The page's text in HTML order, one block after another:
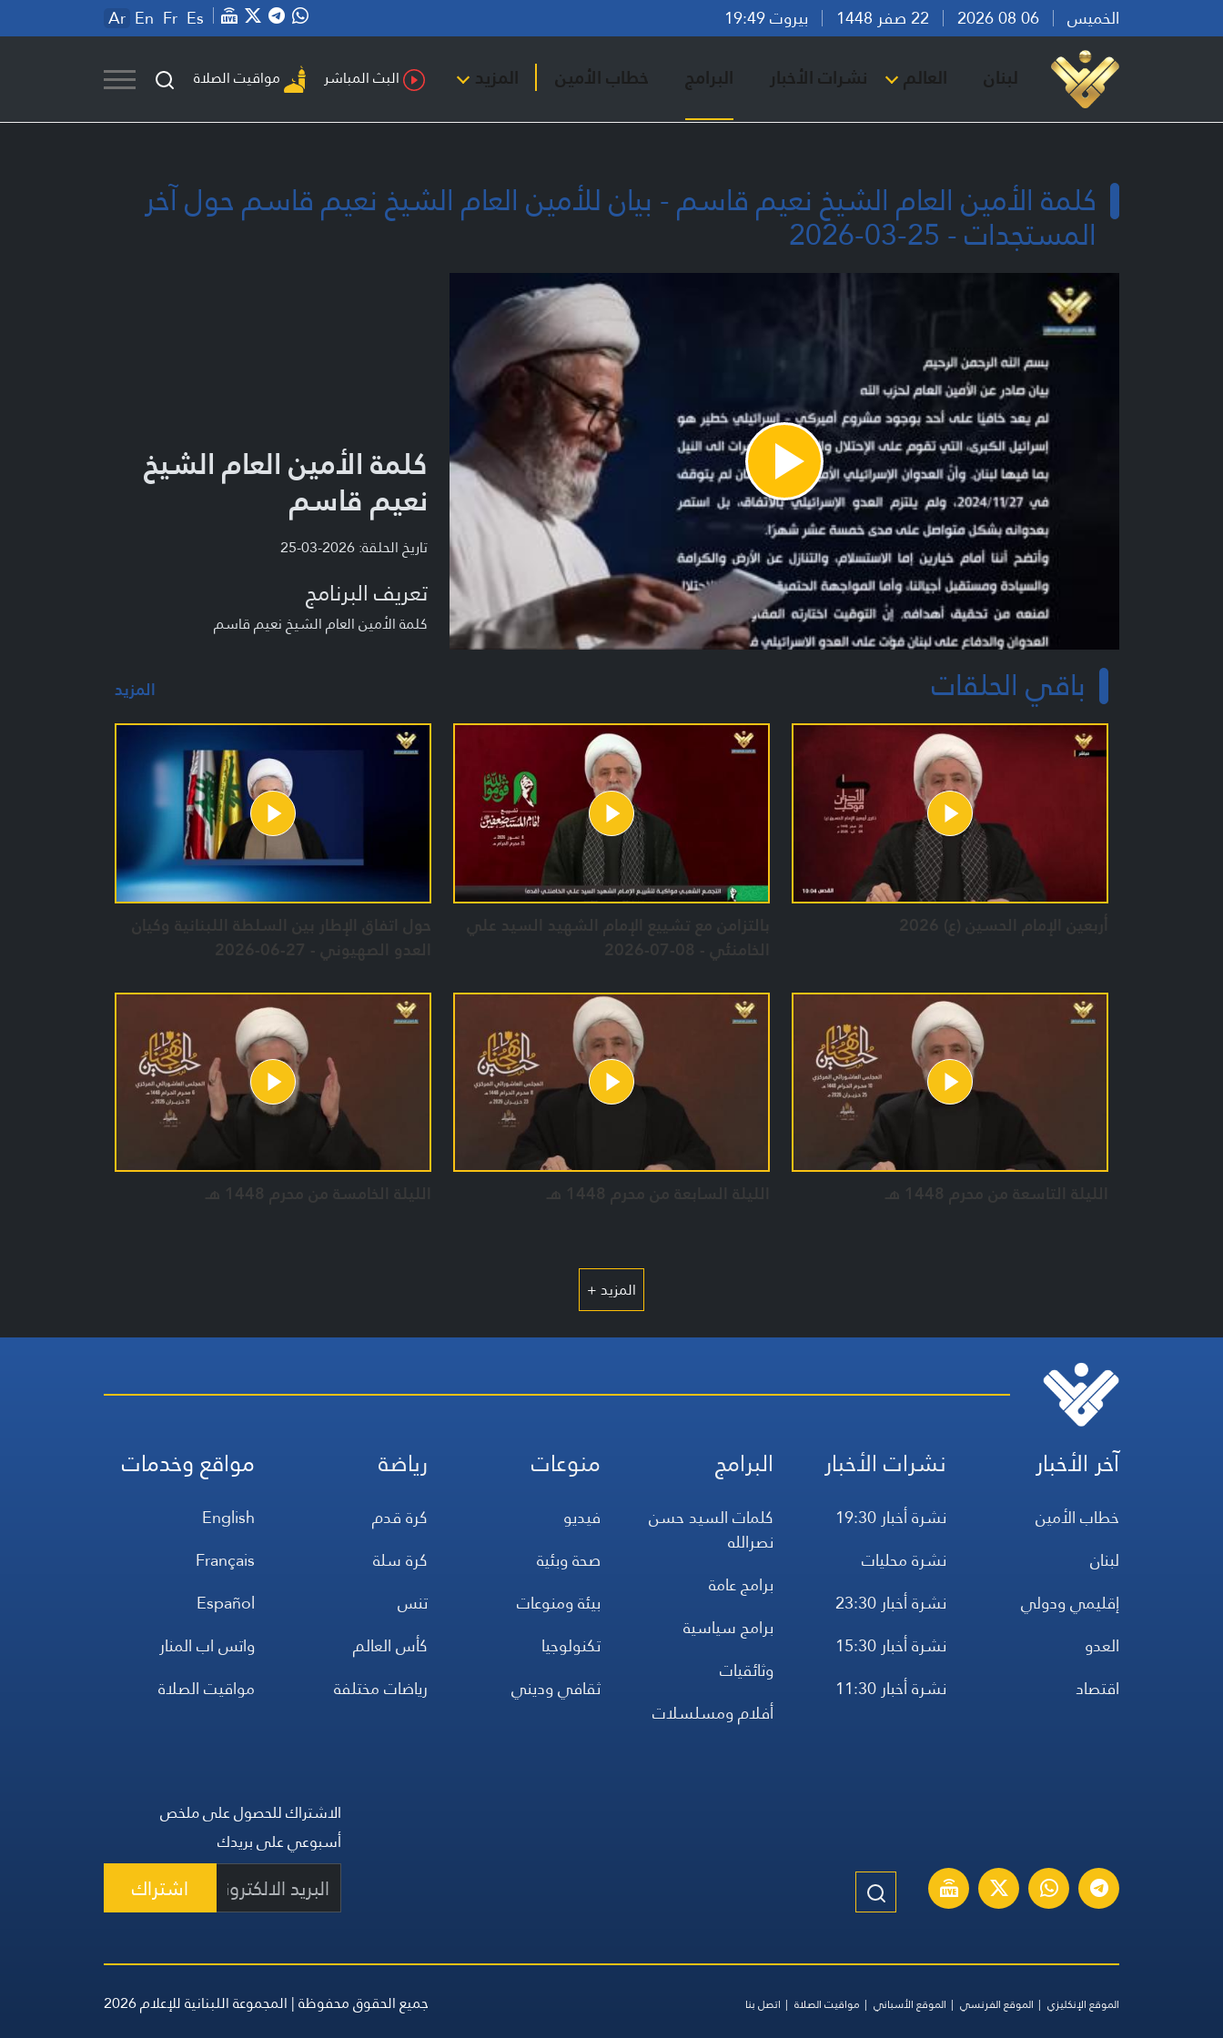
الخميس بيروت 19:49 Ar En Fr Es
لبنان العالم نشرات الأخبار البرامج خطاب الأمين المزيد البث المباشر مواقيت الصلاة
كلمة الأمين العام الشيخ نعيم قاسم - بيان للأمين العام الشيخ نعيم قاسم حول آخر
المستجدات - 25-03-2026
Play
Video
كلمة الأمين العام الشيخ
نعيم قاسم
تاريخ الحلقة: 2026-03-25
تعريف البرنامج
كلمة الأمين العام الشيخ نعيم قاسم
باقي الحلقات المزيد
أربعين الإمام الحسين (ع) 2026
بالتزامن مع تشييع الإمام الشهيد السيد علي
الخامنئي - 08-07-2026
حول اتفاق الإطار بين السلطة اللبنانية وكيان
العدو الصهيوني - 27-06-2026
الليلة التاسعة من محرم 1448 هـ الليلة السابعة من محرم 1448 هـ الليلة الخامسة من محرم 1448 هـ
المزيد +
آخر الأخبار
خطاب الأمين
لبنان
إقليمي ودولي
العدو
اقتصاد
نشرات الأخبار
نشرة أخبار 19:30
نشرة محليات
نشرة أخبار 23:30
نشرة أخبار 15:30
نشرة أخبار 11:30
البرامج
كلمات السيد حسن
نصرالله
برامج عامة
برامج سياسية
وثائقيات
أفلام ومسلسلات
منوعات
فيديو
صحة وبئية
بيئة ومنوعات
تكنولوجيا
ثقافي وديني
رياضة
كرة قدم
كرة سلة
تنس
كأس العالم
رياضات مختلفة
مواقع وخدمات
English
Français
Español
واتس اب المنار
مواقيت الصلاة
الاشتراك للحصول على ملخص
أسبوعي على بريدك
اشتراك
الموقع الإنكليزي الموقع الفرنسي الموقع الأسباني مواقيت الصلاة اتصل بنا جميع الحقوق محفوظة | المجموعة اللبنانية للإعلام 2026